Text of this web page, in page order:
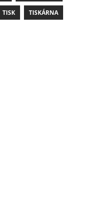
TISK TISKÁRNA